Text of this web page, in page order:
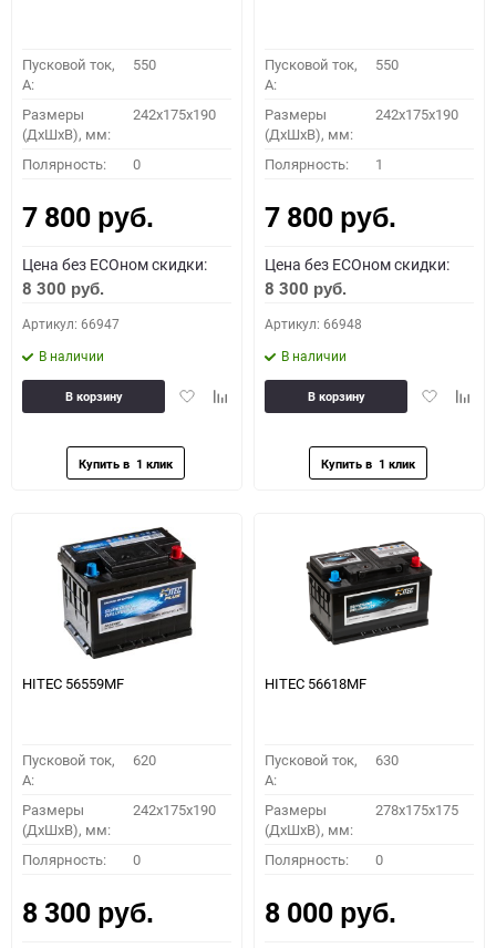
Пусковой ток,
A:
550
Размеры
(ДхШхВ), мм:
242x175x190
Полярность: 0
7 800 руб.
Цена без ECOном скидки:
8 300 руб.
Артикул: 66947
В наличии
ДобавитьДобавить
В корзину
Пусковой ток,
A:
550
Размеры
(ДхШхВ), мм:
242x175x190
Полярность: 1
7 800 руб.
Цена без ECOном скидки:
8 300 руб.
Артикул: 66948
В наличии
Добавить
В корзину
HITEC 56559MF
Пусковой ток,
A:
620
Размеры
(ДхШхВ), мм:
242x175x190
Полярность: 0
8 300 руб.
HITEC 56618MF
Пусковой ток,
A:
630
Размеры
(ДхШхВ), мм:
278x175x175
Полярность: 0
8 000 руб.